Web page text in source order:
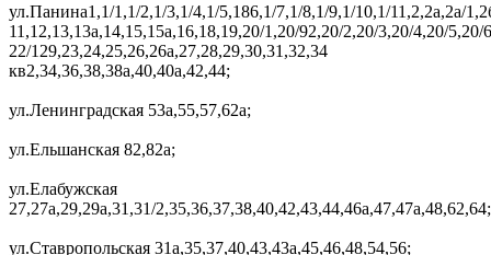
ул.Панина1,1/1,1/2,1/3,1/4,1/5,186,1/7,1/8,1/9,1/10,1/11,2,2а,2а/
11,12,13,13а,14,15,15а,16,18,19,20/1,20/92,20/2,20/3,20/4,20/5,20/
22/129,23,24,25,26,26а,27,28,29,30,31,32,34
кв2,34,36,38,38а,40,40а,42,44;
ул.Ленинградская 53а,55,57,62а;
ул.Ельшанская 82,82а;
ул.Елабужская
27,27а,29,29а,31,31/2,35,36,37,38,40,42,43,44,46а,47,47а,48,62,64;
ул.Ставропольская 31а,35,37,40,43,43а,45,46,48,54,56;